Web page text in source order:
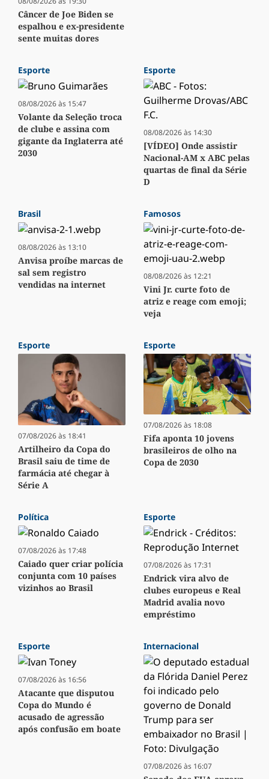
Câncer de Joe Biden se
espalhou e ex-presidente
sente muitas dores
Esporte
08/08/2026 às 15:47
Volante da Seleção troca
de clube e assina com
gigante da Inglaterra até
2030
Esporte
08/08/2026 às 14:30
[VÍDEO] Onde assistir
Nacional-AM x ABC pelas
quartas de final da Série
D
Brasil
08/08/2026 às 13:10
Anvisa proíbe marcas de
sal sem registro
vendidas na internet
Famosos
08/08/2026 às 12:21
Vini Jr. curte foto de
atriz e reage com emoji;
veja
Esporte
07/08/2026 às 18:41
Artilheiro da Copa do
Brasil saiu de time de
farmácia até chegar à
Série A
Esporte
07/08/2026 às 18:08
Fifa aponta 10 jovens
brasileiros de olho na
Copa de 2030
Política
07/08/2026 às 17:48
Caiado quer criar polícia
conjunta com 10 países
vizinhos ao Brasil
Esporte
07/08/2026 às 17:31
Endrick vira alvo de
clubes europeus e Real
Madrid avalia novo
empréstimo
Esporte
07/08/2026 às 16:56
Atacante que disputou
Copa do Mundo é
acusado de agressão
após confusão em boate
Internacional
07/08/2026 às 16:07